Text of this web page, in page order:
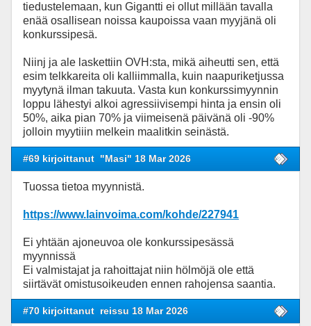
tiedustelemaan, kun Gigantti ei ollut millään tavalla
enää osallisean noissa kaupoissa vaan myyjänä oli
konkurssipesä.
Niinj ja ale laskettiin OVH:sta, mikä aiheutti sen, että
esim telkkareita oli kalliimmalla, kuin naapuriketjussa
myytynä ilman takuuta. Vasta kun konkurssimyynnin
loppu lähestyi alkoi agressiivisempi hinta ja ensin oli
50%, aika pian 70% ja viimeisenä päivänä oli -90%
jolloin myytiiin melkein maalitkin seinästä.
#69 kirjoittanut "Masi" 18 Mar 2026
Tuossa tietoa myynnistä.
https://www.lainvoima.com/kohde/227941
Ei yhtään ajoneuvoa ole konkurssipesässä
myynnissä
Ei valmistajat ja rahoittajat niin hölmöjä ole että
siirtävät omistusoikeuden ennen rahojensa saantia.
#70 kirjoittanut reissu 18 Mar 2026